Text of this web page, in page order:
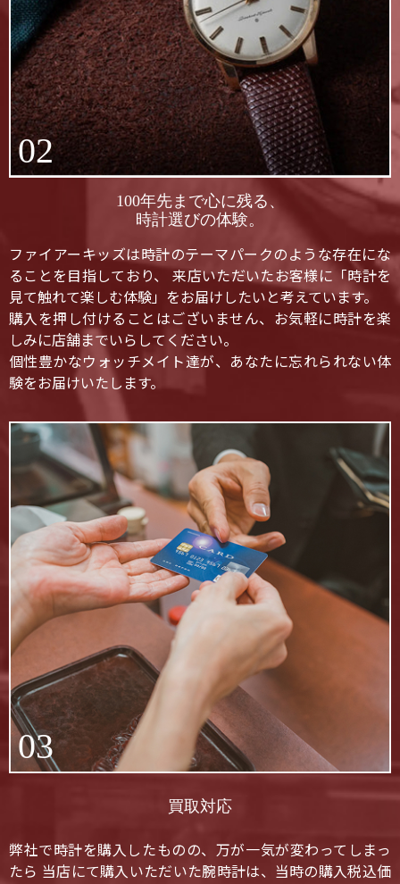
02
100年先まで心に残る、
時計選びの体験。
ファイアーキッズは時計のテーマパークのような存在にな
ることを目指しており、 来店いただいたお客様に「時計を
見て触れて楽しむ体験」をお届けしたいと考えています。
購入を押し付けることはございません、お気軽に時計を楽
しみに店舗までいらしてください。
個性豊かなウォッチメイト達が、あなたに忘れられない体
験をお届けいたします。
03
買取対応
弊社で時計を購入したものの、万が一気が変わってしまっ
たら 当店にて購入いただいた腕時計は、当時の購入税込価